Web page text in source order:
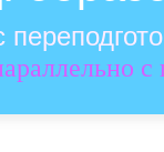
с